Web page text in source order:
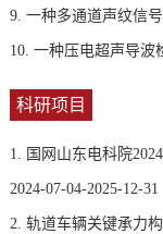
9. 一种多通道声纹信
10. 一种压电超声导波
科研项目
1. 国网山东电科院
2024-07-04-2025-12-31
2. 轨道车辆关键承力